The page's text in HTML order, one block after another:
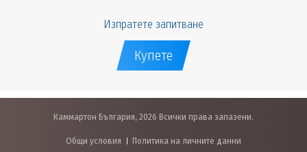
Изпратете запитване
Купете
Каммартон България, 2026 Всички права запазени.
Общи условия Политика на личните данни